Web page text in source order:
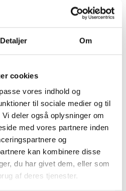
Detaljer Om
cookies
vores indhold og
til sociale medier og til
deler også oplysninger om
med vores partnere inden
og
kan kombinere disse
du har givet dem, eller som
af deres tjenester.